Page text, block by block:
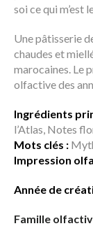
soi ce qui m’est
Une pâtisserie
chaudes et
marocaines. Le
olfactive des
Ingrédients
l’Atlas, Notes
Mots clés :
Impression
Année de
Famille